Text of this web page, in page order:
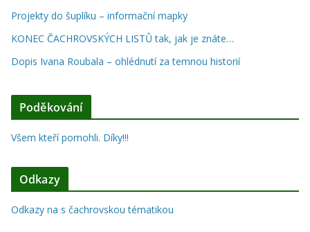
Projekty do šuplíku – informační mapky
KONEC ČACHROVSKÝCH LISTŮ tak, jak je znáte…
Dopis Ivana Roubala – ohlédnutí za temnou historií
Poděkování
Všem kteří pomohli. Díky!!!
Odkazy
Odkazy na s čachrovskou tématikou